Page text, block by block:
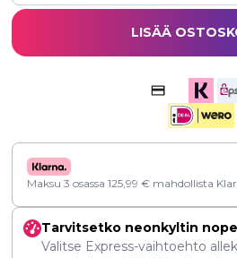
LISÄÄ
Maksu 3 osassa 125,99 € mahdollista
Tarvitsetko neonkyltin
Valitse Express-vaihtoehto